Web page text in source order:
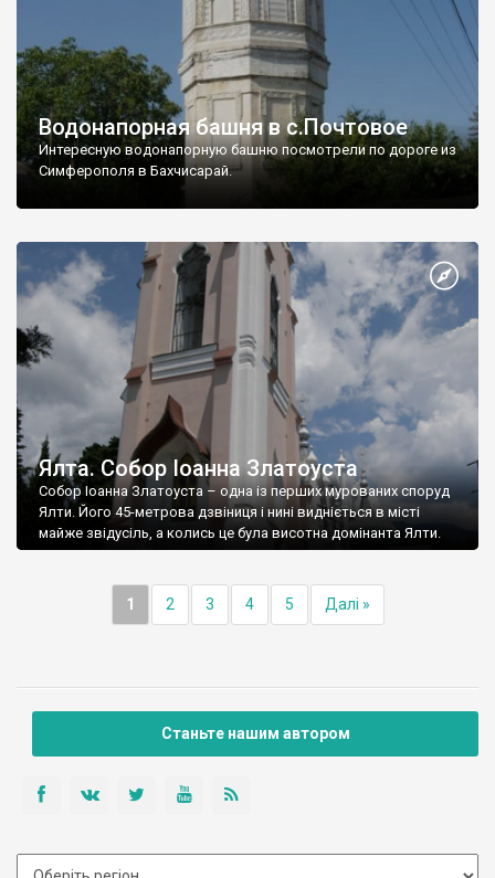
Водонапорная башня в с.Почтовое
Интересную водонапорную башню посмотрели по дороге из
Симферополя в Бахчисарай.
Ялта. Собор Іоанна Златоуста
Собор Іоанна Златоуста – одна із перших мурованих споруд
Ялти. Його 45-метрова дзвіниця і нині видніється в місті
майже звідусіль, а колись це була висотна домінанта Ялти.
1 2 3 4 5 Далі »
Станьте нашим автором